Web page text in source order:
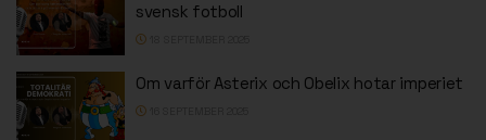
svensk fotboll
Om varför Asterix och Obelix hotar imperiet